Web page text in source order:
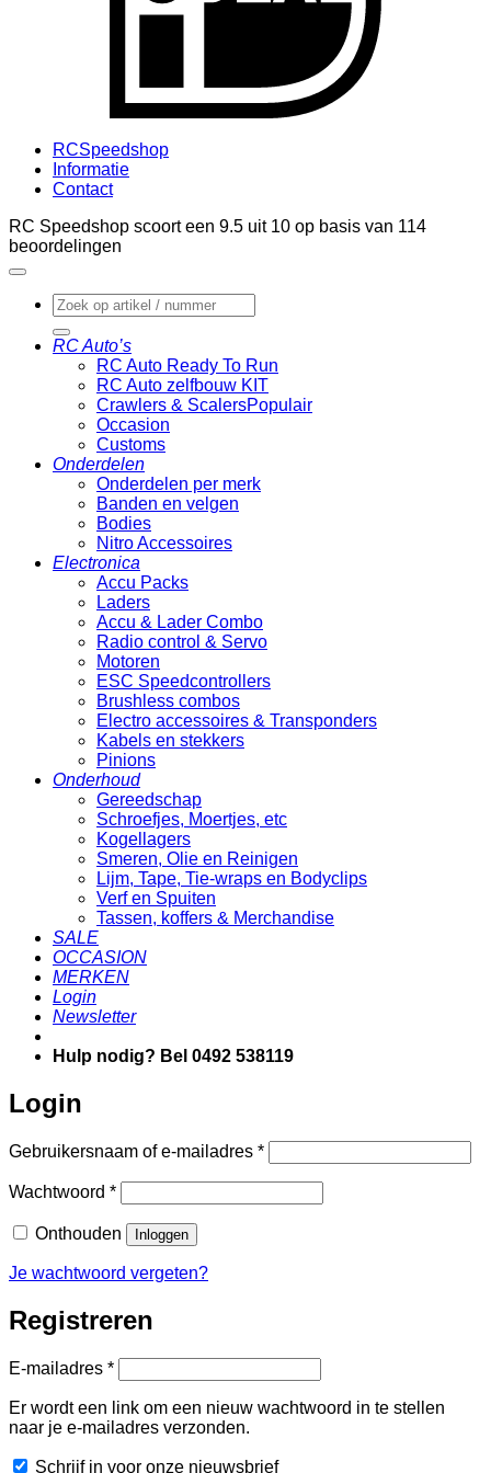
RCSpeedshop
Informatie
Contact
RC Speedshop scoort een 9.5 uit 10 op basis van 114
beoordelingen
Zoeken
naar:
RC Auto’s
RC Auto Ready To Run
RC Auto zelfbouw KIT
Crawlers & Scalers
Occasion
Customs
Onderdelen
Onderdelen per merk
Banden en velgen
Bodies
Nitro Accessoires
Electronica
Accu Packs
Laders
Accu & Lader Combo
Radio control & Servo
Motoren
ESC Speedcontrollers
Brushless combos
Electro accessoires & Transponders
Kabels en stekkers
Pinions
Onderhoud
Gereedschap
Schroefjes, Moertjes, etc
Kogellagers
Smeren, Olie en Reinigen
Lijm, Tape, Tie-wraps en Bodyclips
Verf en Spuiten
Tassen, koffers & Merchandise
SALE
OCCASION
MERKEN
Login
Newsletter
Hulp nodig? Bel 0492 538119
Login
Gebruikersnaam of e-mailadres *Vereist
Wachtwoord *Vereist
Onthouden Inloggen
Je wachtwoord vergeten?
Registreren
E-mailadres *Vereist
Er wordt een link om een nieuw wachtwoord in te stellen
naar je e-mailadres verzonden.
Schrijf in voor onze nieuwsbrief